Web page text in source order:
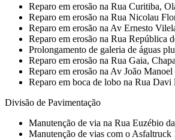
Reparo em erosão na Rua Curitiba,
Reparo em erosão na Rua Nicolau
Reparo em erosão na Av Ernesto
Reparo em erosão na Rua República
Prolongamento de galeria de águas
Reparo em erosão na Rua Gaia,
Reparo em erosão na Av João
Reparo em boca de lobo na Rua
Divisão de Pavimentação
Manutenção de via na Rua Euzébio
Manutenção de vias com o Asfaltruck